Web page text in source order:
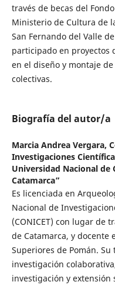
través de becas del
Ministerio de Cultura de
San Fernando del Valle
participado en proyectos
en el diseño y montaje
colectivas.
Biografía del autor/a
Marcia Andrea Vergara,
Investigaciones
Universidad Nacional de
Catamarca”
Es licenciada en
Nacional de
(CONICET) con lugar de
de Catamarca, y docente
Superiores de Pomán.
investigación
investigación y